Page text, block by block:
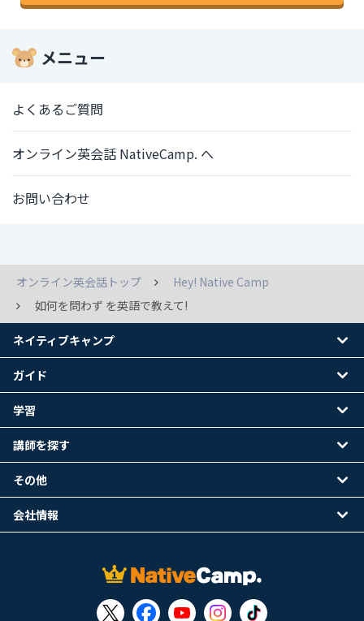
メニュー
よくあるご質問
オンライン英会話 NativeCamp. へ
お問い合わせ
オンライン英会話トップ
Hey! Native Camp
如何を問わず を英語で教えて!
ネイティブキャンプ
ガイド
学習
講師を探す
その他
会社情報